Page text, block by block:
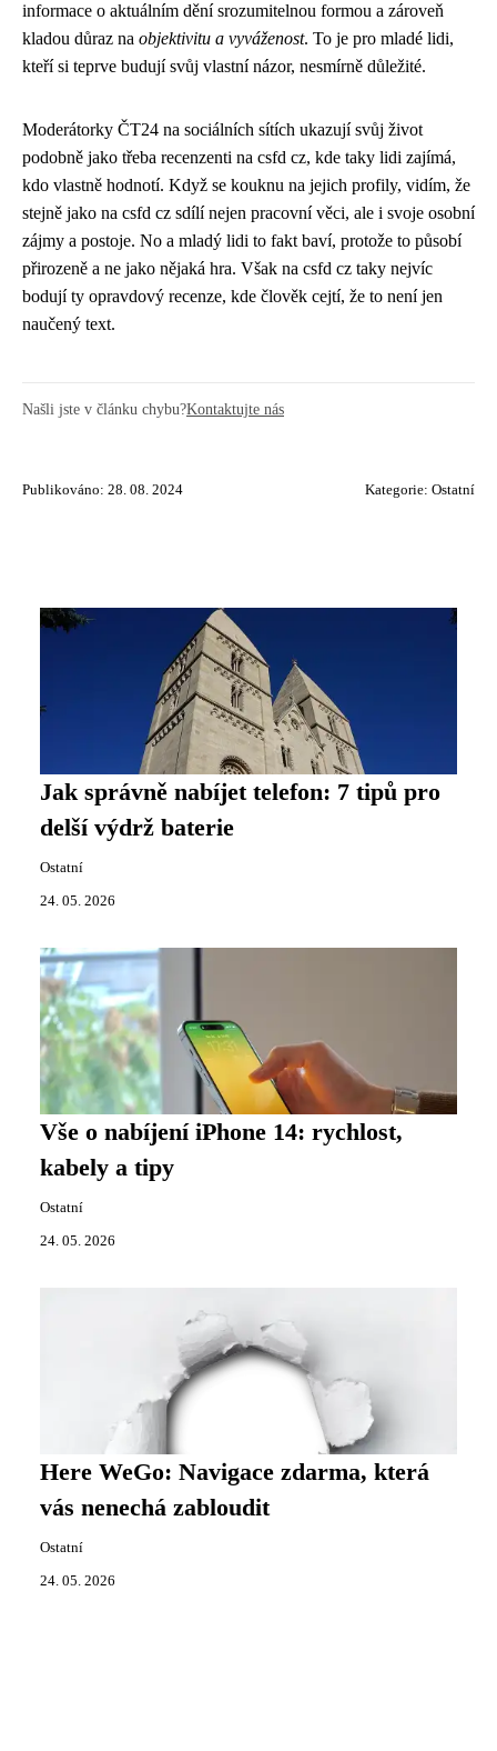
informace o aktuálním dění srozumitelnou formou a zároveň
kladou důraz na objektivitu a vyváženost. To je pro mladé lidi,
kteří si teprve budují svůj vlastní názor, nesmírně důležité.
Moderátorky ČT24 na sociálních sítích ukazují svůj život
podobně jako třeba recenzenti na csfd cz, kde taky lidi zajímá,
kdo vlastně hodnotí. Když se kouknu na jejich profily, vidím, že
stejně jako na csfd cz sdílí nejen pracovní věci, ale i svoje osobní
zájmy a postoje. No a mladý lidi to fakt baví, protože to působí
přirozeně a ne jako nějaká hra. Však na csfd cz taky nejvíc
bodují ty opravdový recenze, kde člověk cejtí, že to není jen
naučený text.
Našli jste v článku chybu?Kontaktujte nás
Publikováno: 28. 08. 2024 Kategorie: Ostatní
Jak správně nabíjet telefon: 7 tipů pro
delší výdrž baterie
Ostatní
24. 05. 2026
Vše o nabíjení iPhone 14: rychlost,
kabely a tipy
Ostatní
24. 05. 2026
Here WeGo: Navigace zdarma, která
vás nenechá zabloudit
Ostatní
24. 05. 2026